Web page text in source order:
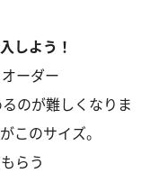
しよう！
ーダー
のが難しくなりま
このサイズ。
らう